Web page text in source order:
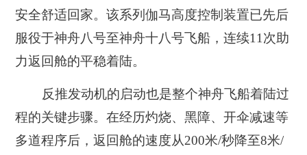
安全舒适回家。该系列伽马高度控制装置已先后
服役于神舟八号至神舟十八号飞船，连续11次助
力返回舱的平稳着陆。
反推发动机的启动也是整个神舟飞船着陆过
程的关键步骤。在经历灼烧、黑障、开伞减速等
多道程序后，返回舱的速度从200米/秒降至8米/